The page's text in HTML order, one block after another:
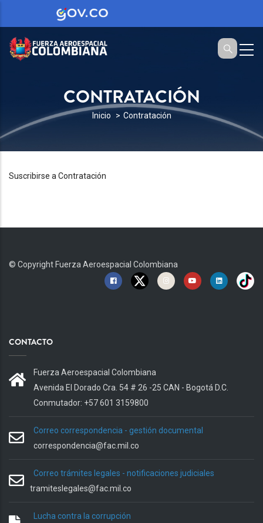
CONTRATACIÓN
SOBRESCRIBIR
DE
AYUDA
NAVEGACIÓN
Inicio Contratación
Suscribirse a Contratación
© Copyright Fuerza Aeroespacial Colombiana
CONTACTO
Fuerza Aeroespacial Colombiana
Avenida El Dorado Cra. 54 # 26 -25 CAN - Bogotá D.C.
Conmutador: +57 601 3159800
Correo correspondencia - gestión documental
correspondencia@fac.mil.co
Correo trámites legales - notificaciones judiciales
tramiteslegales@fac.mil.co
Lucha contra la corrupción